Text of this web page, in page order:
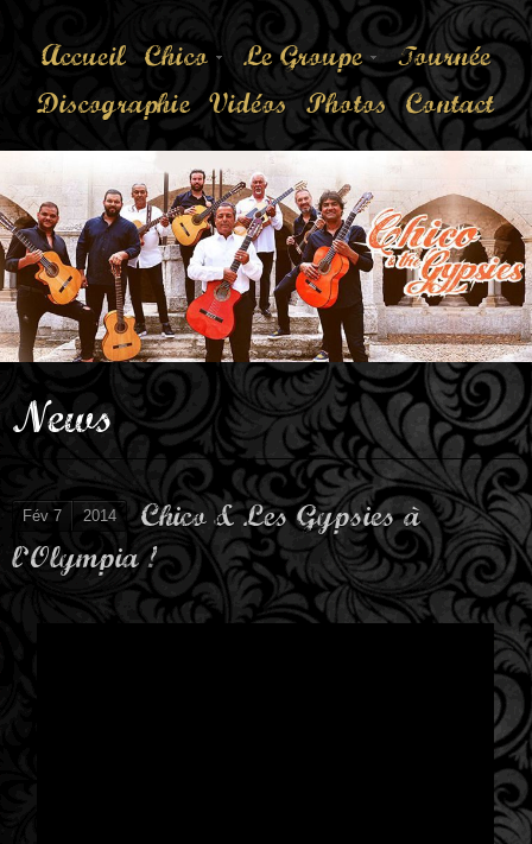
Accueil Chico Le Groupe
Tournée
Discographie Vidéos Photos Contact
News
Fév 7 2014
Chico & Les Gypsies à
l’Olympia !